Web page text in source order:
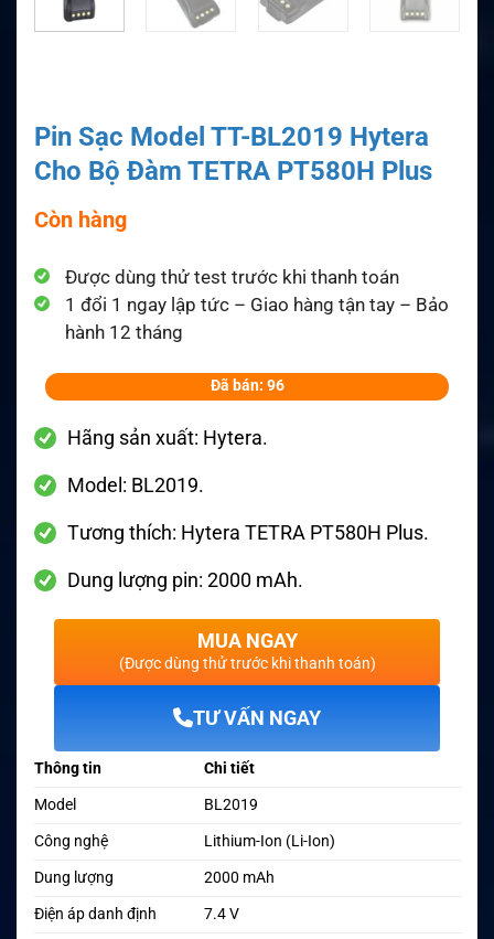
Pin Sạc Model TT-BL2019 Hytera
Cho Bộ Đàm TETRA PT580H Plus
Còn hàng
Được dùng thử test trước khi thanh toán
1 đổi 1 ngay lập tức – Giao hàng tận tay – Bảo
hành 12 tháng
Đã bán: 96
Hãng sản xuất: Hytera.
Model: BL2019.
Tương thích: Hytera TETRA PT580H Plus.
Dung lượng pin: 2000 mAh.
MUA NGAY
(Được dùng thử trước khi thanh toán)
TƯ VẤN NGAY
Thông tin
Chi tiết
Model
BL2019
Công nghệ
Lithium-Ion (Li-Ion)
Dung lượng
2000 mAh
Điện áp danh định
7.4 V